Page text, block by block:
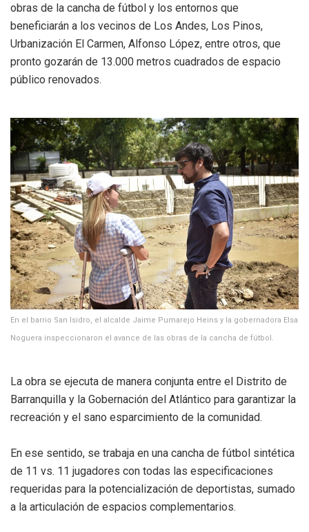
obras de la cancha de fútbol y los entornos que
beneficiarán a los vecinos de Los Andes, Los Pinos,
Urbanización El Carmen, Alfonso López, entre otros, que
pronto gozarán de 13.000 metros cuadrados de espacio
público renovados.
En el barrio San Isidro, el alcalde Jaime Pumarejo Heins y la gobernadora Elsa
Noguera inspeccionaron el avance de las obras de la cancha de fútbol.
La obra se ejecuta de manera conjunta entre el Distrito de
Barranquilla y la Gobernación del Atlántico para garantizar la
recreación y el sano esparcimiento de la comunidad.
En ese sentido, se trabaja en una cancha de fútbol sintética
de 11 vs. 11 jugadores con todas las especificaciones
requeridas para la potencialización de deportistas, sumado
a la articulación de espacios complementarios.